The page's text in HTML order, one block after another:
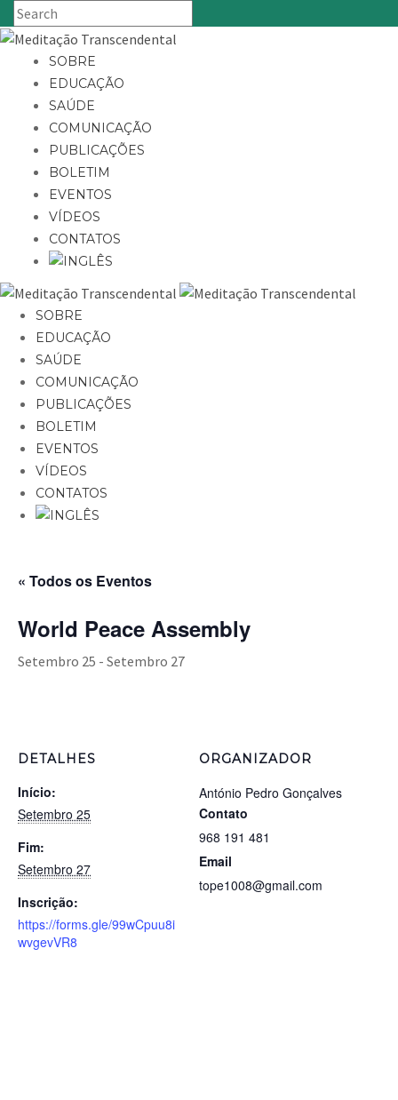
SOBRE
EDUCAÇÃO
SAÚDE
COMUNICAÇÃO
PUBLICAÇÕES
BOLETIM
EVENTOS
VÍDEOS
CONTATOS
SOBRE
EDUCAÇÃO
SAÚDE
COMUNICAÇÃO
PUBLICAÇÕES
BOLETIM
EVENTOS
VÍDEOS
CONTATOS
« Todos os Eventos
World Peace Assembly
Setembro 25 - Setembro 27
DETALHES
Início:
Setembro 25
Fim:
Setembro 27
Inscrição:
https://forms.gle/99wCpuu8i
wvgevVR8
ORGANIZADOR
António Pedro Gonçalves
Contato
968 191 481
Email
tope1008@gmail.com